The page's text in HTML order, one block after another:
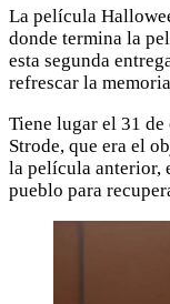
La película
donde termina la
esta segunda
refrescar la
Tiene lugar el 31
Strode, que era el
la película anterior,
pueblo para